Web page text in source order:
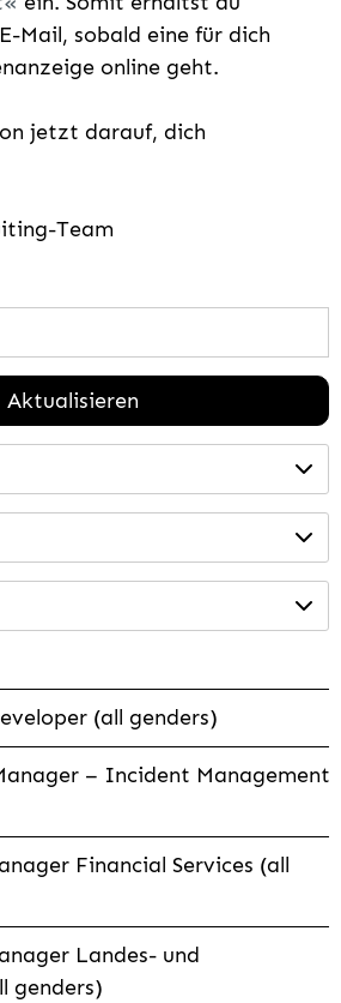
Mail, sobald eine für dich
online geht.
jetzt darauf, dich
Team
Aktualisieren
(all genders)
– Incident Management
Financial Services (all
Landes- und
genders)